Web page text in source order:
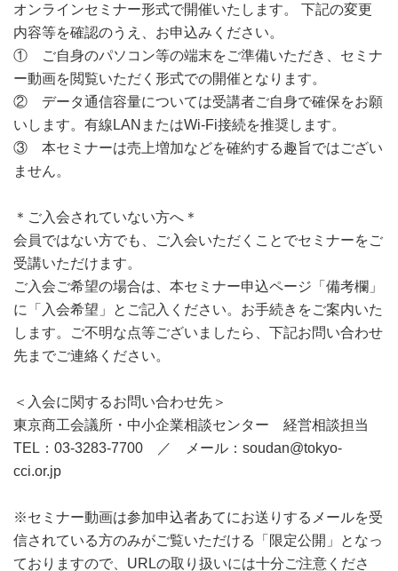
オンラインセミナー形式で開催いたします。 下記の変更
内容等を確認のうえ、お申込みください。
① ご自身のパソコン等の端末をご準備いただき、セミナ
ー動画を閲覧いただく形式での開催となります。
② データ通信容量については受講者ご自身で確保をお願
いします。有線LANまたはWi-Fi接続を推奨します。
③ 本セミナーは売上増加などを確約する趣旨ではござい
ません。
＊ご入会されていない方へ＊
会員ではない方でも、ご入会いただくことでセミナーをご
受講いただけます。
ご入会ご希望の場合は、本セミナー申込ページ「備考欄」
に「入会希望」とご記入ください。お手続きをご案内いた
します。ご不明な点等ございましたら、下記お問い合わせ
先までご連絡ください。
＜入会に関するお問い合わせ先＞
東京商工会議所・中小企業相談センター 経営相談担当
TEL：03-3283-7700 ／ メール：soudan@tokyo-
cci.or.jp
※セミナー動画は参加申込者あてにお送りするメールを受
信されている方のみがご覧いただける「限定公開」となっ
ておりますので、URLの取り扱いには十分ご注意くださ